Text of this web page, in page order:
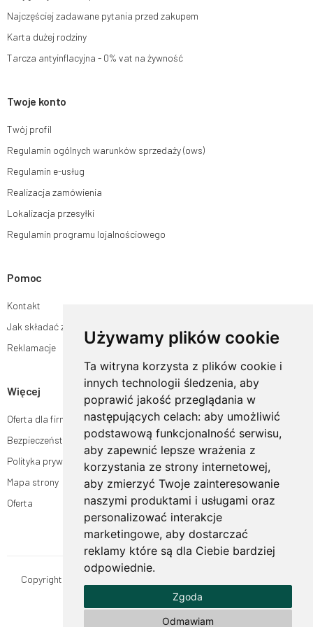
Używamy plików cookie
Ta witryna korzysta z plików cookie i
innych technologii śledzenia, aby
poprawić jakość przeglądania w
następujących celach: aby umożliwić
podstawową funkcjonalność serwisu,
aby zapewnić lepsze wrażenia z
korzystania ze strony internetowej,
aby zmierzyć Twoje zainteresowanie
naszymi produktami i usługami oraz
personalizować interakcje
marketingowe, aby dostarczać
reklamy które są dla Ciebie bardziej
odpowiednie.
Zgoda
Odmawiam
Najczęściej zadawane pytania przed zakupem
Karta dużej rodziny
Tarcza antyinflacyjna - 0% vat na żywność
Twoje konto
Twój profil
Regulamin ogólnych warunków sprzedaży (ows)
Regulamin e-usług
Realizacja zamówienia
Lokalizacja przesyłki
Regulamin programu lojalnościowego
Pomoc
Kontakt
Jak składać zamówienia w sklepie ogrodyhildegardy.pl?
Reklamacje
Więcej
Oferta dla firm
Bezpieczeństwo płatności
Polityka prywatności
Mapa strony
Oferta
Copyright © OgrodyHildegardy.pl. Wszystkie prawa zastrzeżone.
MOUTON interactive
Zobacz nasz profil na: